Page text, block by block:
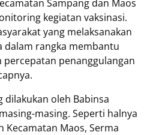
Sampang dan Maos
kegiatan vaksinasi.
yang melaksanakan
dalam rangka membantu
penanggulangan
dilakukan oleh Babinsa
masing. Seperti halnya
Kecamatan Maos, Serma